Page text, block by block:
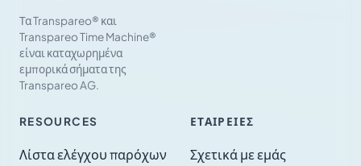
Τα Transpareo® και
Transpareo Time Machine®
είναι καταχωρημένα
εμπορικά σήματα της
Transpareo AG.
RESOURCES
Λίστα ελέγχου παρόχων
ΕΤΑΙΡΕΊΕΣ
Σχετικά με εμάς